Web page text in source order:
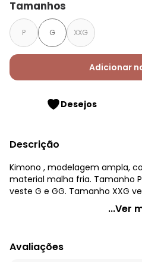
Tamanhos
P G XXG
Adicionar
Desejos
Descrição
Kimono , modelagem ampla,
material malha fria. Tamanho
veste G e GG. Tamanho XXG
Quintess - Kimono Listrado
Código do produto: 3725561
Modelagem: Ampla
...Ver
Avaliações